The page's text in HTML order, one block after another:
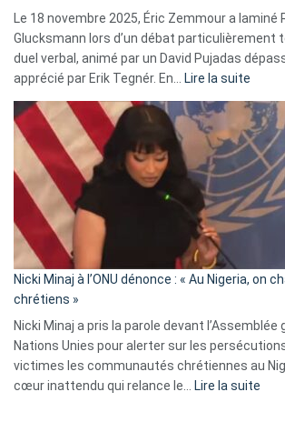
fake
news
»
Le 18 novembre 2025, Éric Zemmour a laminé
Glucksmann lors d’un débat particulièrement
duel verbal, animé par un David Pujadas
apprécié par Erik Tegnér. En… Lire la suite
Tegnér
exulte
«
a
tout
parle
ses
tripes
Nicki Minaj à l’ONU dénonce : « Au Nigeria, on
chrétiens »
Nicki Minaj a pris la parole devant l’Assemblée
Nations Unies pour alerter sur les
victimes les communautés chrétiennes au
cœur inattendu qui relance le… Lire la suite